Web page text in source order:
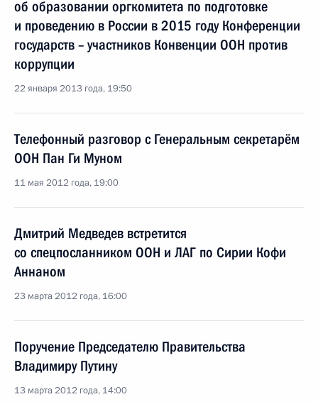
об образовании оргкомитета по подготовке
и проведению в России в 2015 году Конференции
государств – участников Конвенции ООН против
коррупции
22 января 2013 года, 19:50
Телефонный разговор с Генеральным секретарём
ООН Пан Ги Муном
11 мая 2012 года, 19:00
Дмитрий Медведев встретится
со спецпосланником ООН и ЛАГ по Сирии Кофи
Аннаном
23 марта 2012 года, 16:00
Поручение Председателю Правительства
Владимиру Путину
13 марта 2012 года, 14:00